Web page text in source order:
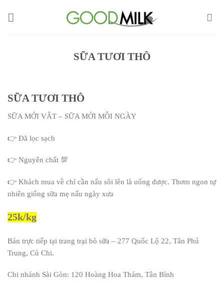
SỮA TƯƠI THÔ
SỮA TƯƠI THÔ
SỮA MỚI VẮT – SỮA MỚI MỖI NGÀY
👉 Đã lọc sạch
👉 Nguyên chất 💯
👉 Khách mua về chỉ cần nấu sôi lên là uống được. Thơm ngon tự
nhiên giống sữa mẹ nấu ngày xưa
25k/kg
Bán trực tiếp tại trang trại bò sữa – 277 Quốc Lộ 22, Tân Phú
Trung, Củ Chi.
Chi nhánh Sài Gòn: 120 Hoàng Hoa Thám, Tân Bình